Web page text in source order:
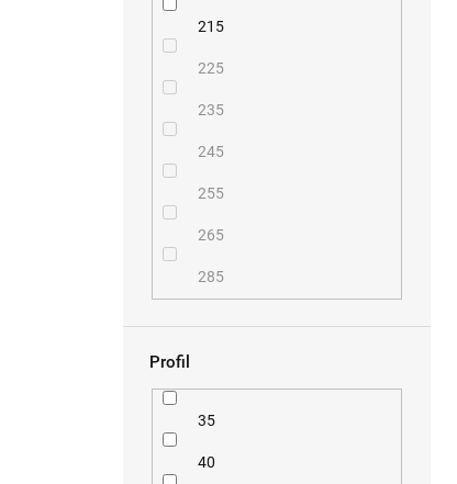
215
225
235
245
255
265
285
Profil
35
40